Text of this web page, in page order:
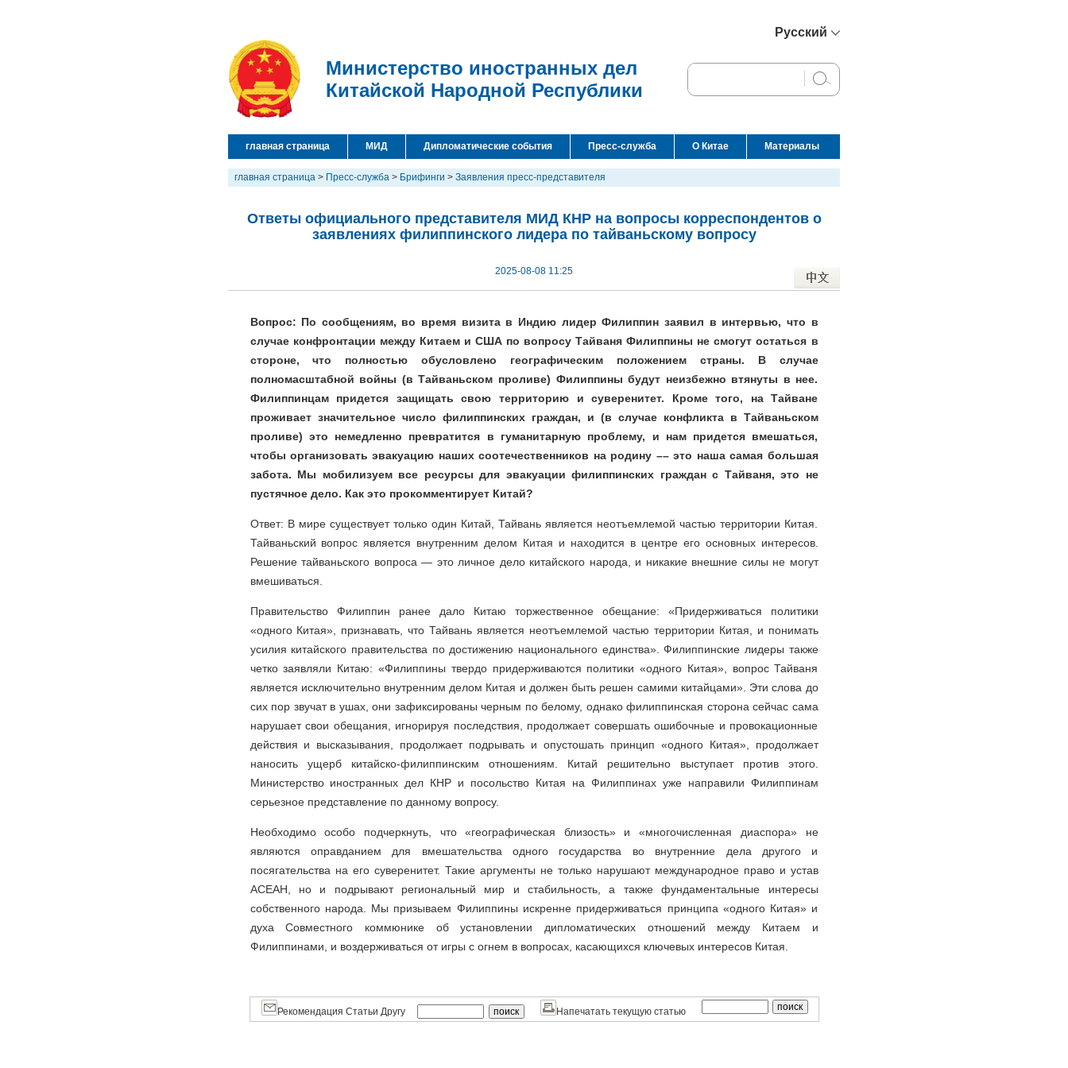
Русский
English
Español
عربي
Министерство иностранных дел
Китайской Народной Республики
главная страница МИД Дипломатические события Пресс-служба О Китае Материалы
главная страница > Пресс-служба > Брифинги > Заявления пресс-представителя
Ответы официального представителя МИД КНР на вопросы корреспондентов о
заявлениях филиппинского лидера по тайваньскому вопросу
2025-08-08 11:25
Вопрос: По сообщениям, во время визита в Индию лидер Филиппин заявил в интервью, что в
случае конфронтации между Китаем и США по вопросу Тайваня Филиппины не смогут остаться в
стороне, что полностью обусловлено географическим положением страны. В случае
полномасштабной войны (в Тайваньском проливе) Филиппины будут неизбежно втянуты в нее.
Филиппинцам придется защищать свою территорию и суверенитет. Кроме того, на Тайване
проживает значительное число филиппинских граждан, и (в случае конфликта в Тайваньском
проливе) это немедленно превратится в гуманитарную проблему, и нам придется вмешаться,
чтобы организовать эвакуацию наших соотечественников на родину –– это наша самая большая
забота. Мы мобилизуем все ресурсы для эвакуации филиппинских граждан с Тайваня, это не
пустячное дело. Как это прокомментирует Китай?
Ответ: В мире существует только один Китай, Тайвань является неотъемлемой частью территории Китая.
Тайваньский вопрос является внутренним делом Китая и находится в центре его основных интересов.
Решение тайваньского вопроса — это личное дело китайского народа, и никакие внешние силы не могут
вмешиваться.
Правительство Филиппин ранее дало Китаю торжественное обещание: «Придерживаться политики
«одного Китая», признавать, что Тайвань является неотъемлемой частью территории Китая, и понимать
усилия китайского правительства по достижению национального единства». Филиппинские лидеры также
четко заявляли Китаю: «Филиппины твердо придерживаются политики «одного Китая», вопрос Тайваня
является исключительно внутренним делом Китая и должен быть решен самими китайцами». Эти слова до
сих пор звучат в ушах, они зафиксированы черным по белому, однако филиппинская сторона сейчас сама
нарушает свои обещания, игнорируя последствия, продолжает совершать ошибочные и провокационные
действия и высказывания, продолжает подрывать и опустошать принцип «одного Китая», продолжает
наносить ущерб китайско-филиппинским отношениям. Китай решительно выступает против этого.
Министерство иностранных дел КНР и посольство Китая на Филиппинах уже направили Филиппинам
серьезное представление по данному вопросу.
Необходимо особо подчеркнуть, что «географическая близость» и «многочисленная диаспора» не
являются оправданием для вмешательства одного государства во внутренние дела другого и
посягательства на его суверенитет. Такие аргументы не только нарушают международное право и устав
АСЕАН, но и подрывают региональный мир и стабильность, а также фундаментальные интересы
собственного народа. Мы призываем Филиппины искренне придерживаться принципа «одного Китая» и
духа Совместного коммюнике об установлении дипломатических отношений между Китаем и
Филиппинами, и воздерживаться от игры с огнем в вопросах, касающихся ключевых интересов Китая.
Рекомендация Статьи Другу Напечатать текущую статью